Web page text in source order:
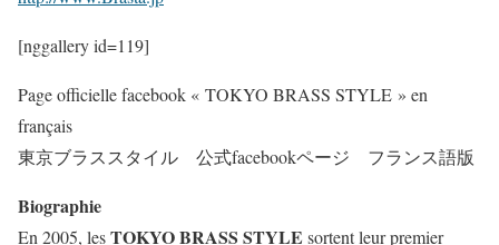
[nggallery id=119]
Page officielle facebook « TOKYO BRASS STYLE » en
français
東京ブラススタイル 公式facebookページ フランス語版
Biographie
En 2005, lesTOKYO BRASS STYLE sortent leur premier